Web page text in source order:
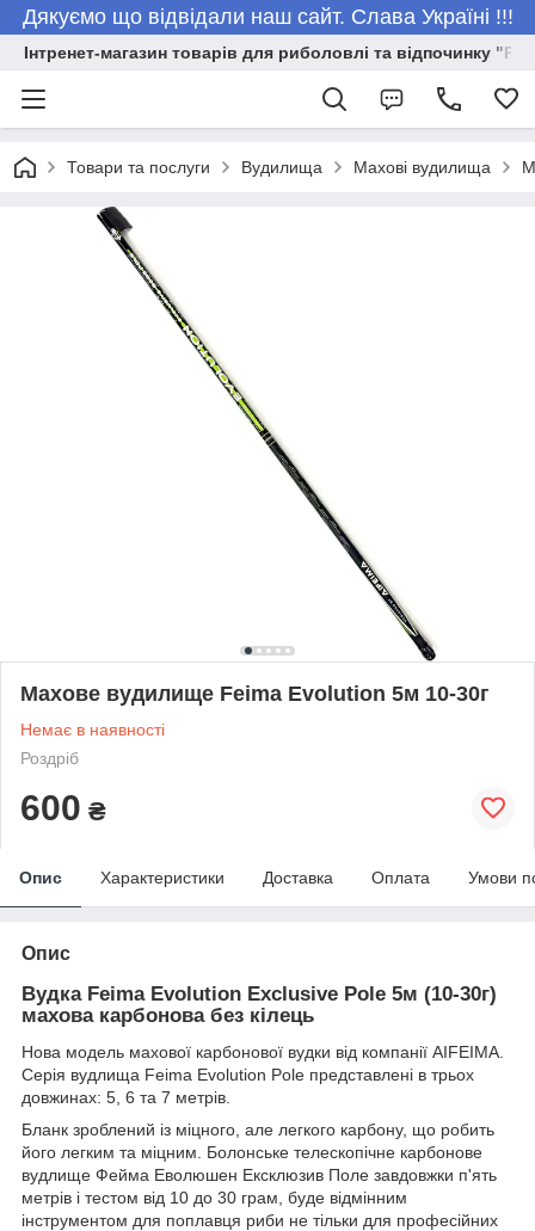
Дякуємо що відвідали наш сайт. Слава Україні !!!
Інтренет-магазин товарів для риболовлі та відпочинку
Товари та послуги Вудилища Махові вудилища
Махове вудилище Feima Evolution 5м 10-30г
Немає в наявності
Роздріб
600 ₴
Опис Характеристики Доставка Оплата Умови
Опис
Вудка Feima Evolution Exclusive Pole 5м (10-30г)
махова карбонова без кілець
Нова модель махової карбонової вудки від компанії AIFEIMA.
Серія вудлища Feima Evolution Pole представлені в трьох
довжинах: 5, 6 та 7 метрів.
Бланк зроблений із міцного, але легкого карбону, що робить
його легким та міцним. Болонське телескопічне карбонове
вудлище Фейма Еволюшен Ексклюзив Поле завдовжки п'ять
метрів і тестом від 10 до 30 грам, буде відмінним
інструментом для поплавця риби не тільки для професійних